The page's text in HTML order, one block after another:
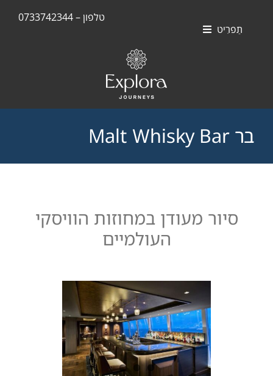
תַפרִיט
סוויטות
טלפון – 0733742344
בר Malt Whisky Bar
סיור מעודן במחוזות הוויסקי
העולמיים